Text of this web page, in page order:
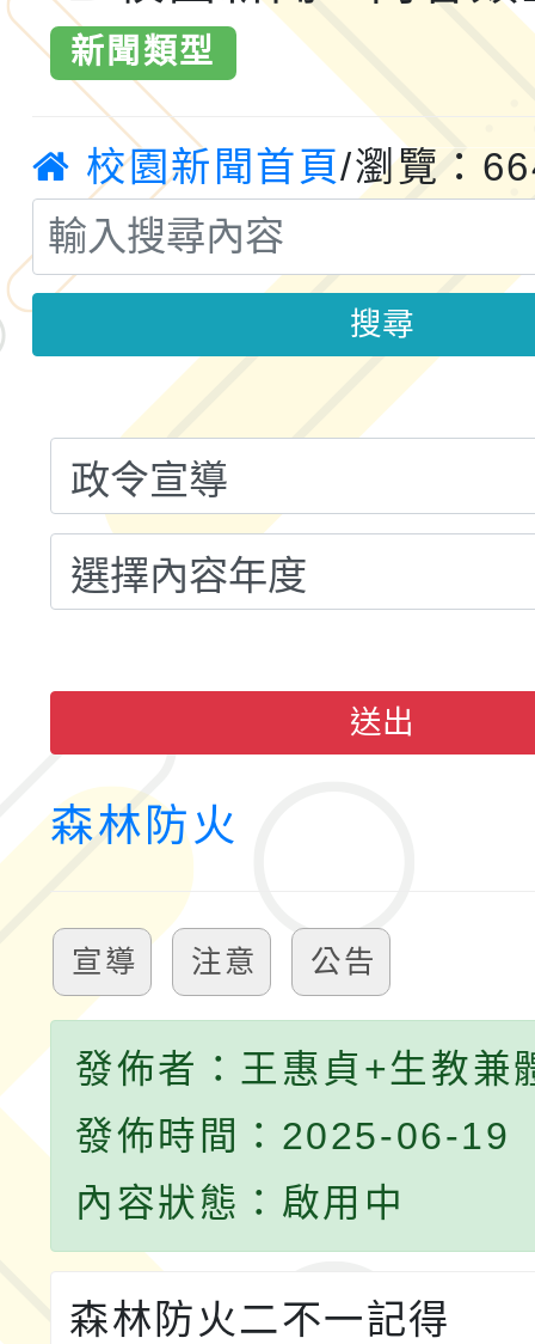
鐵人三項錦標賽
桃園市115學年度學生
「2026年『王牌愛／
運動系列徵選頒獎典禮
成果展」
2026城鎮韌性防空演習
桃園市大溪自造教育及
年八月份教師研習
國立成功大學辦理「台
融平台-教案暨教學示
115學年度「學習扶助
計畫子計畫十一-2：國
小時認證研習計畫」
115年度「教育部表揚
義教育推展貢獻獎」實
新聞類型
校園新聞首頁/瀏覽：
搜尋
送出
森林防火
宣導 注意 公告
發佈者：王惠貞+生教兼
發佈時間：2025-06-19
內容狀態：啟用中
森林防火二不一記得